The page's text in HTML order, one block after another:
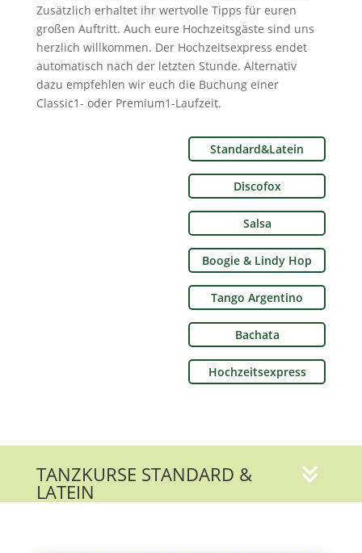
Zusätzlich erhaltet ihr wertvolle Tipps für euren
großen Auftritt. Auch eure Hochzeitsgäste sind uns
herzlich willkommen. Der Hochzeitsexpress endet
automatisch nach der letzten Stunde. Alternativ
dazu empfehlen wir euch die Buchung einer
Classic1- oder Premium1-Laufzeit.
Standard&Latein
Discofox
Salsa
Boogie & Lindy Hop
Tango Argentino
Bachata
Hochzeitsexpress
TANZKURSE STANDARD &
LATEIN